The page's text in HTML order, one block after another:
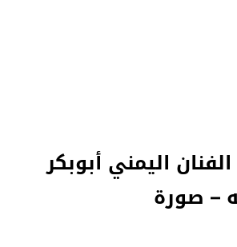
اليمني أبوبكر
– صورة